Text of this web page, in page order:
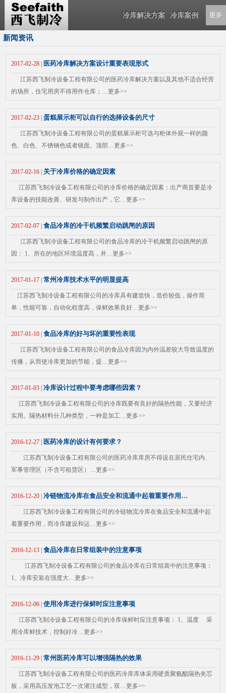
冷库解决方案 冷库案例
新闻资讯
2017-02-28 | 医药冷库解决方案设计重要表现形式
江苏西飞制冷设备工程有限公司的医药冷库解决方案以及其他不适合经营
的场所，住宅用房不得用作仓库；…更多>>
2017-02-23 |蛋糕展示柜可以自行的选择设备的尺寸
江苏西飞制冷设备工程有限公司的蛋糕展示柜可选与柜体外观一样的颜
色、白色、不锈钢色或者镜面。顶部…更多>>
2017-02-16 | 关于冷库价格的确定因素
江苏西飞制冷设备工程有限公司的冷库价格的确定因素：出产商首要是冷
库设备的技能改善、研发与制作出产，它…更多>>
2017-02-07 |食品冷库的冷干机频繁启动跳闸的原因
江苏西飞制冷设备工程有限公司的食品冷库的冷干机频繁启动跳闸的原
因： 1、所在的地区环境温度高，并…更多>>
2017-01-17 |常州冷库技术水平的明显提高
江苏西飞制冷设备工程有限公司的冷库具有建造快，造价较低，操作简
单，性能可靠，自动化程度高，保鲜效果良好…更多>>
2017-01-10 |食品冷库的好与坏的重要性表现
江苏西飞制冷设备工程有限公司的食品冷库因为内外温差较大导致温度的
传播，从而使冷库更加的节能，提…更多>>
2017-01-03 |冷库设计过程中要考虑哪些因素？
江苏西飞制冷设备工程有限公司的冷库既要有良好的隔热性能，又要经济
实用。隔热材料分几种类型，一种是加工…更多>>
2016-12-27 | 医药冷库的设计有何要求？
江苏西飞制冷设备工程有限公司的医药冷库库房不得设在居民住宅内、
军事管理区（不含可租赁区）…更多>>
2016-12-20 |冷链物流冷库在食品安全和流通中起着重要作用…
江苏西飞制冷设备工程有限公司的冷链物流冷库在食品安全和流通中起
着重要作用，而冷库建设和运…更多>>
2016-12-13 |食品冷库在日常组装中的注意事项
江苏西飞制冷设备工程有限公司的食品冷库在日常组装中的注意事项：
1、冷库安装在强度大…更多>>
2016-12-06 |使用冷库进行保鲜时应注意事项
江苏西飞制冷设备工程有限公司的冷库保鲜时应注意事项： 1、温度 采
用冷库鲜技术，控制好冷…更多>>
2016-11-29 |常州医药冷库可以增强隔热的效果
江苏西飞制冷设备工程有限公司的医药冷库库体采用硬质聚氨酯隔热夹芯
板，采用高压发泡工艺一次灌注成型，双…更多>>